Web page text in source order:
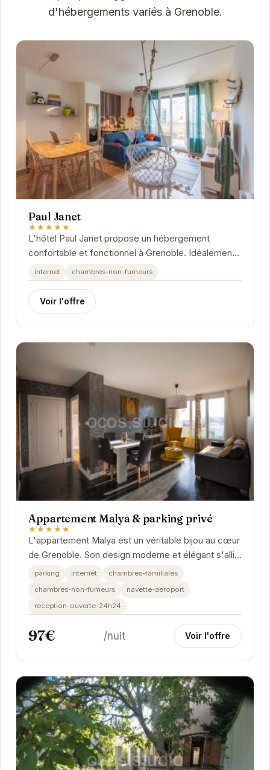
d'hébergements variés à Grenoble.
Paul Janet
★★★★★
L'hôtel Paul Janet propose un hébergement
confortable et fonctionnel à Grenoble. Idéalement
situé, il offre un accès facile aux principaux...
internet chambres-non-fumeurs
Voir l'offre
Appartement Malya & parking privé
★★★★★
L'appartement Malya est un véritable bijou au cœur
de Grenoble. Son design moderne et élégant s'allie
parfaitement avec le confort et la...
parking internet
chambres-familiales
chambres-non-fumeurs
navette-aeroport
reception-ouverte-24h24
97€ /nuit Voir l'offre